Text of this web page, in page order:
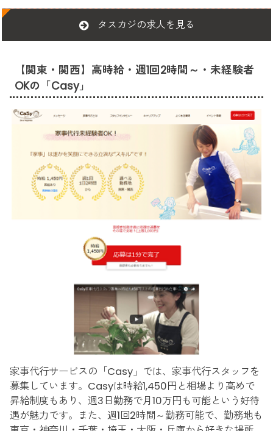
タスカジの求人を見る
【関東・関西】高時給・週1回2時間～・未経験者
OKの「Casy」
家事代行サービスの「Casy」では、家事代行スタッフを
募集しています。Casyは時給1,450円と相場より高めで
昇給制度もあり、週3日勤務で月10万円も可能という好待
遇が魅力です。また、週1回2時間～勤務可能で、勤務地も